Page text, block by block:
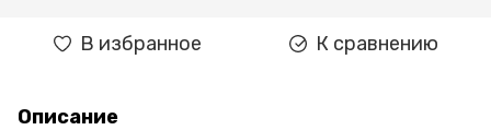
В избранное К сравнению
Описание